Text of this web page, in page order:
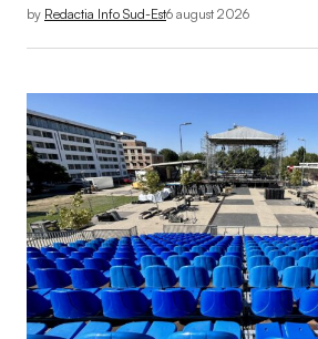
by Redactia Info Sud-Est6 august 2026